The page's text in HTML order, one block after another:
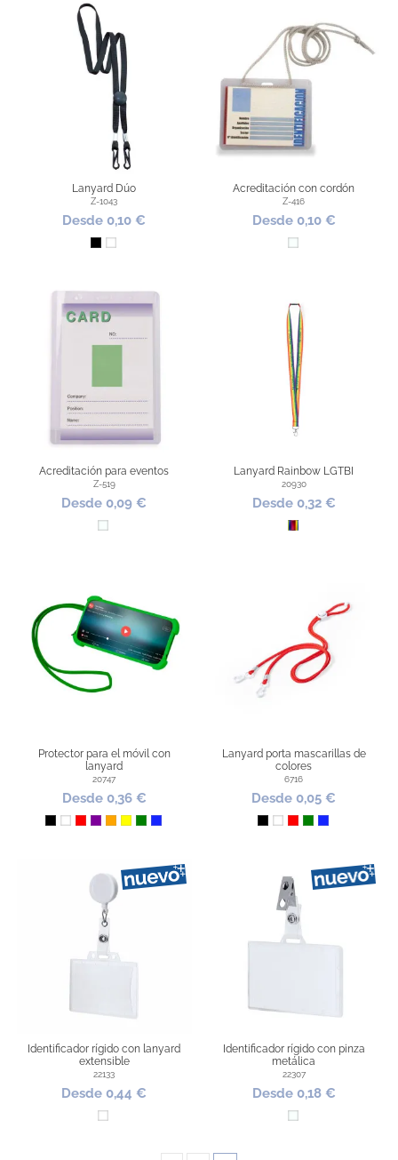
como a los propios trabajadores de las empresas para su
identificación. Puedes colgar llaves, bolígrafos, identificaciones, usb y
smartphones . Son productos muy simples pero con múltiples
posibilidades de uso que le convierten en el artículo favorito por la mayoría
de empresas planificadoras de eventos ya que son artículos promocionales
muy económicos y en los que podemos encontrar infinidades de colores y
accesorios para personalizarlos.
Lanyard Dúo
Z-1043
Desde 0,10 €
NegroBlanco
Acreditación con cordón
Z-416
Desde 0,10 €
Transparente
Acreditación para eventos
Z-519
Desde 0,09 €
Transparente
Lanyard Rainbow LGTBI
20930
Desde 0,32 €
Todo Color
Protector para el móvil con
lanyard
20747
Desde 0,36 €
NegroBlanco
RojoMorado
Naranja
Amarillo
VerdeAzul Royal
Lanyard porta mascarillas de
colores
6716
Desde 0,05 €
NegroBlanco
RojoVerdeAzul Royal
Identificador rígido con lanyard
extensible
22133
Desde 0,44 €
Blanco
Identificador rígido con pinza
metálica
22307
Desde 0,18 €
Transparente